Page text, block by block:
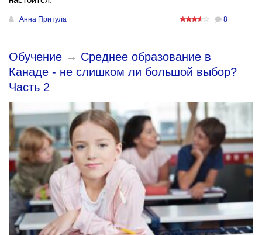
Анна Притула 8
Обучение → Среднее образование в
Канаде - не слишком ли большой выбор?
Часть 2